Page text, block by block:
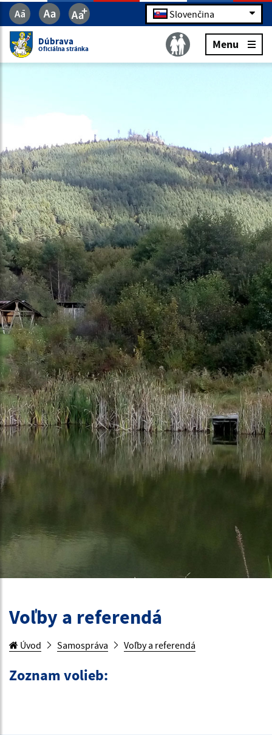
Slovenčina
Dúbrava
Oficiálna stránka Menu
Voľby a referendá
Úvod Samospráva Voľby a referendá
Zoznam volieb: